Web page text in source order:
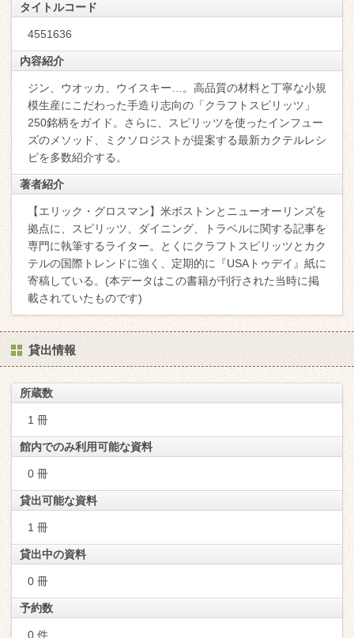
タイトルコード
4551636
内容紹介
ジン、ウオッカ、ウイスキー…。高品質の材料と丁寧な小規
模生産にこだわった手造り志向の「クラフトスピリッツ」
250銘柄をガイド。さらに、スピリッツを使ったインフュー
ズのメソッド、ミクソロジストが提案する最新カクテルレシ
ピを多数紹介する。
著者紹介
【エリック・グロスマン】米ボストンとニューオーリンズを
拠点に、スピリッツ、ダイニング、トラベルに関する記事を
専門に執筆するライター。とくにクラフトスピリッツとカク
テルの国際トレンドに強く、定期的に『USAトゥデイ』紙に
寄稿している。(本データはこの書籍が刊行された当時に掲
載されていたものです)
貸出情報
所蔵数
1 冊
館内でのみ利用可能な資料
0 冊
貸出可能な資料
1 冊
貸出中の資料
0 冊
予約数
0 件